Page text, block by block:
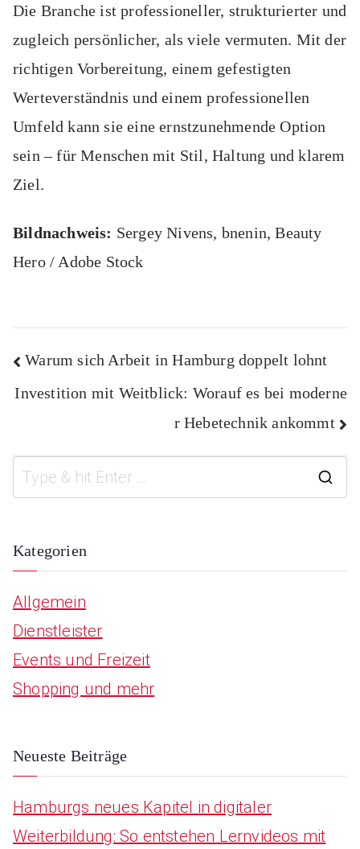
Die Branche ist professioneller, strukturierter und
zugleich persönlicher, als viele vermuten. Mit der
richtigen Vorbereitung, einem gefestigten
Werteverständnis und einem professionellen
Umfeld kann sie eine ernstzunehmende Option
sein – für Menschen mit Stil, Haltung und klarem
Ziel.
Bildnachweis: SergeyNivens, bnenin, Beauty
Hero / Adobe Stock
Beitragsnavigation
Warum sich Arbeit in Hamburg doppelt lohnt
Investition mit Weitblick: Worauf es bei moderne
r Hebetechnik ankommt
r
Kategorien
Allgemein
Dienstleister
Events und Freizeit
Shopping und mehr
Neueste Beiträge
Hamburgs neues Kapitel in digitaler
Weiterbildung: So entstehen Lernvideos mit